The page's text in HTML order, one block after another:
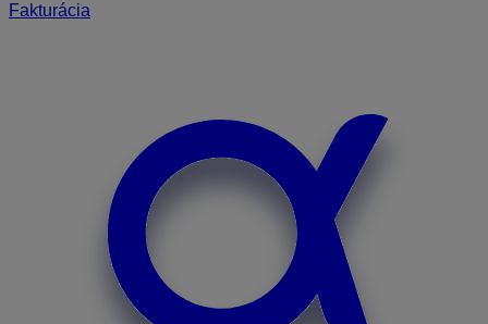
Fakturácia